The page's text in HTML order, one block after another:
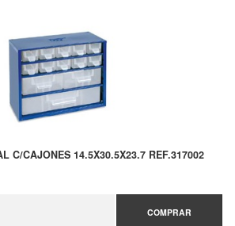
C/CAJONES 14.5X30.5X23.7 REF.317002
COMPRAR